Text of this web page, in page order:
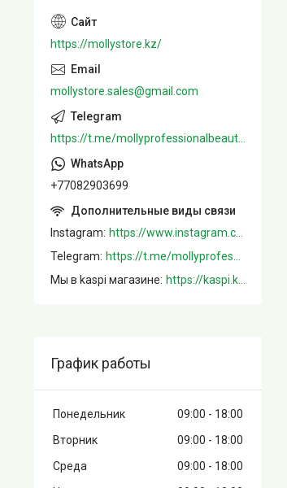
https://mollystore.kz/
mollystore.sales@gmail.com
+77082903699
Instagram
Telegram
Мы в kaspi магазине
График работы
Понедельник 09:00
18:00
Вторник
09:00
18:00
Среда
09:00
18:00